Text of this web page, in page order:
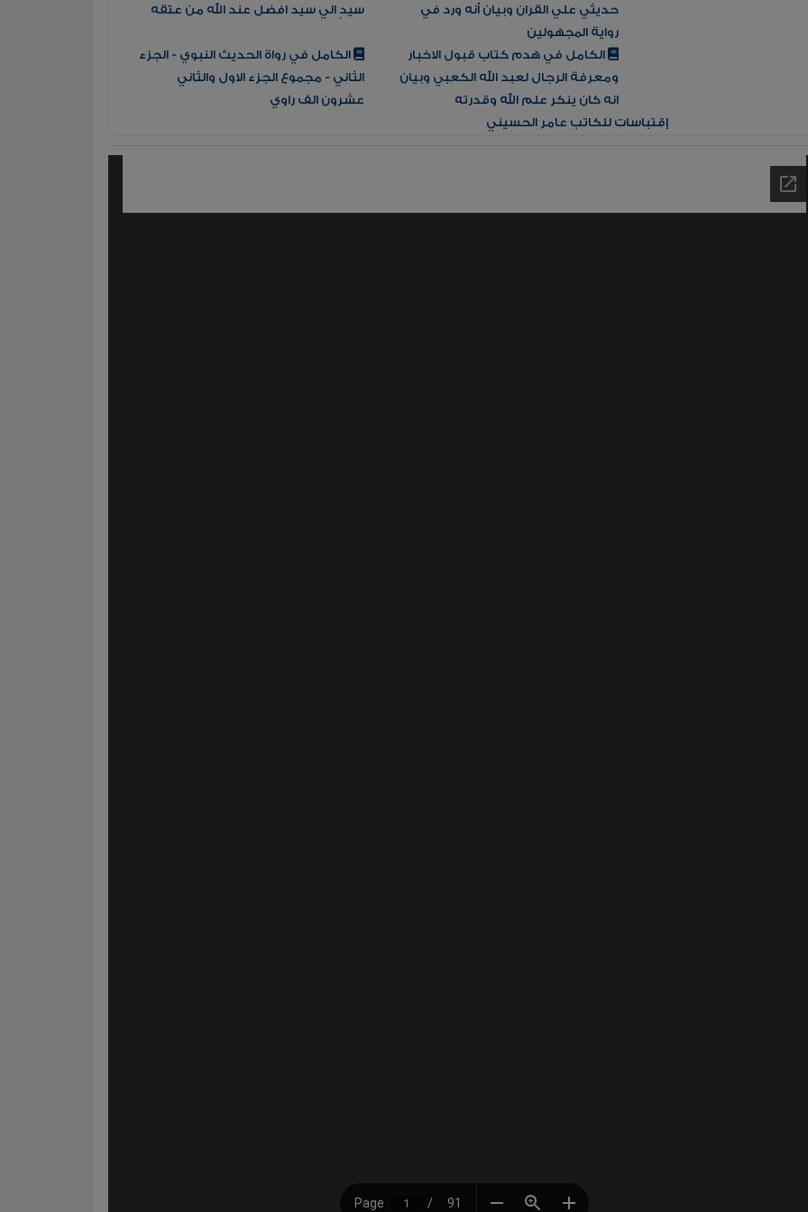
سيدٍ الي سيد افضل عند الله من عتقه
حديثي علي القران وبيان أنه ورد في
رواية المجهولين
الكامل في رواة الحديث النبوي - الجزء
الثاني - مجموع الجزء الاول والثاني
عشرون الف راوي
الكامل في هدم كتاب قبول الاخبار
ومعرفة الرجال لعبد الله الكعبي وبيان
انه كان ينكر علم الله وقدرته
إقتباسات للكاتب عامر الحسيني